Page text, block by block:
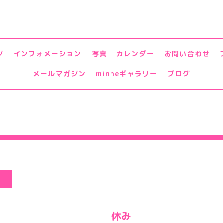
インフォメーション 写真 カレンダー お問い合わせ
メールマガジン minneギャラリー ブログ
休み